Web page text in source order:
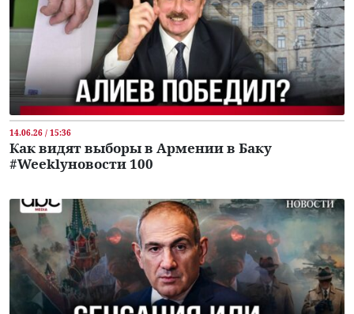
14.06.26 / 15:36
Как видят выборы в Армении в Баку
#Weeklyновости 100